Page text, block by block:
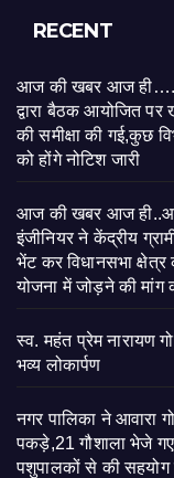
RECENT
आज की खबर आज
द्वारा बैठक आयोजित पर
की समीक्षा की गई,कुछ
को होंगे नोटिश जारी
आज की खबर आज
इंजीनियर ने केंद्रीय
भेंट कर विधानसभा
योजना में जोड़ने की मांग
स्व. महंत प्रेम नारायण
भव्य लोकार्पण
नगर पालिका ने आवारा
पकड़े,21 गौशाला भेजे गए,
पशुपालकों से की सहयोग